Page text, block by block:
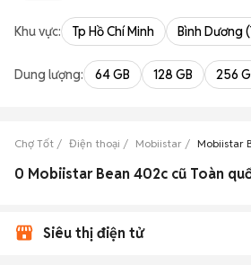
Khu vực: Tp Hồ Chí Minh Bình Dương
Dung lượng: 64 GB 128 GB 256
Chợ Tốt Điện thoại Mobiistar Mobiistar
0 Mobiistar Bean 402c cũ Toàn
Siêu thị điện tử